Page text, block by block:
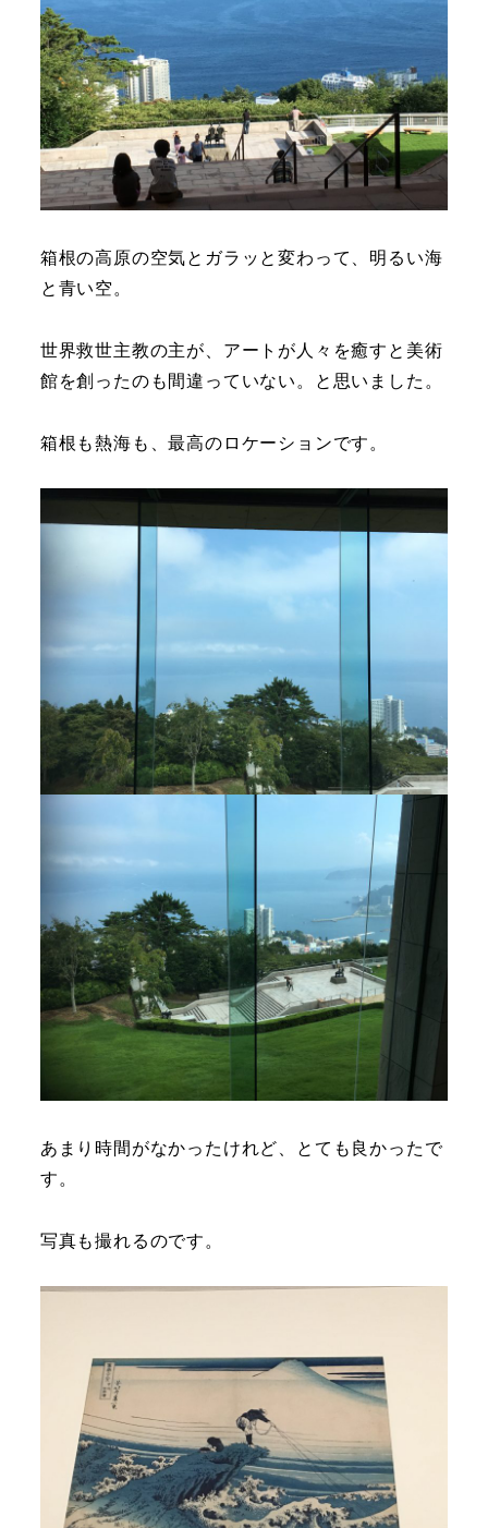
箱根の高原の空気とガラッと変わって、明るい海
と青い空。
世界救世主教の主が、アートが人々を癒すと美術
館を創ったのも間違っていない。と思いました。
箱根も熱海も、最高のロケーションです。
あまり時間がなかったけれど、とても良かったで
す。
写真も撮れるのです。